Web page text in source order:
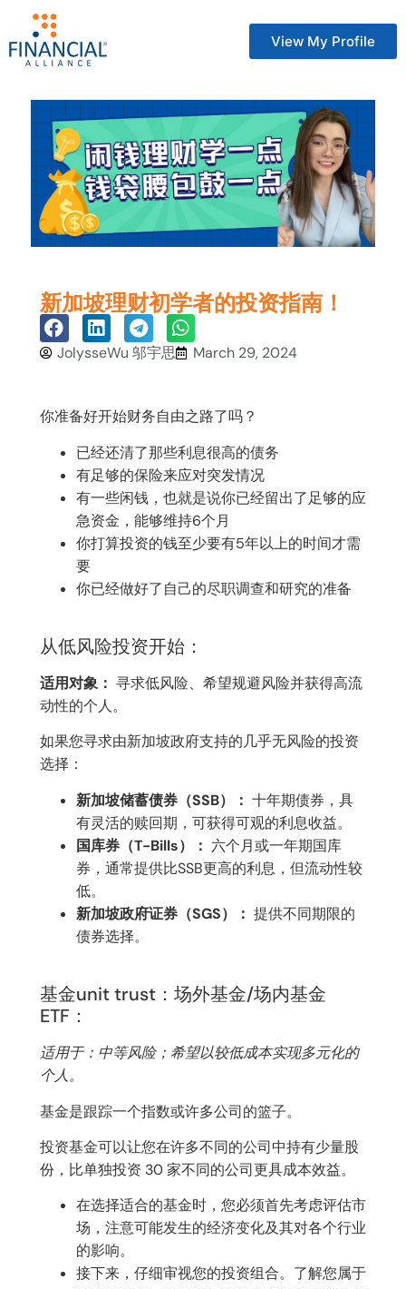
View My Profile
新加坡理财初学者的投资指南！
JolysseWu 邬宇思 March 29, 2024
你准备好开始财务自由之路了吗？
已经还清了那些利息很高的债务
有足够的保险来应对突发情况
有一些闲钱，也就是说你已经留出了足够的应
急资金，能够维持6个月
你打算投资的钱至少要有5年以上的时间才需
要
你已经做好了自己的尽职调查和研究的准备
从低风险投资开始：
适用对象： 寻求低风险、希望规避风险并获得高流
动性的个人。
如果您寻求由新加坡政府支持的几乎无风险的投资
选择：
新加坡储蓄债券（SSB）： 十年期债券，具
有灵活的赎回期，可获得可观的利息收益。
国库券（T-Bills）： 六个月或一年期国库
券，通常提供比SSB更高的利息，但流动性较
低。
新加坡政府证券（SGS）： 提供不同期限的
债券选择。
基金unit trust：场外基金/场内基金
ETF：
适用于：中等风险；希望以较低成本实现多元化的
个人。
基金是跟踪一个指数或许多公司的篮子。
投资基金可以让您在许多不同的公司中持有少量股
份，比单独投资 30 家不同的公司更具成本效益。
在选择适合的基金时，您必须首先考虑评估市
场，注意可能发生的经济变化及其对各个行业
的影响。
接下来，仔细审视您的投资组合。了解您属于